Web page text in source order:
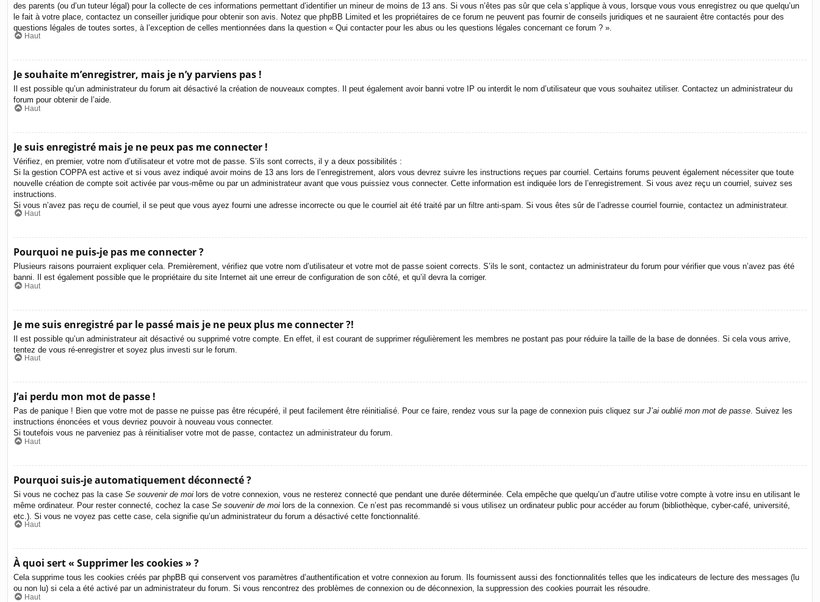
des parents (ou d’un tuteur légal) pour la collecte de ces informations permettant d’identifier un mineur de moins de 13 ans. Si vous n’êtes pas sûr que cela s’applique à vous, lorsque vous vous enregistrez ou que quelqu’un
le fait à votre place, contactez un conseiller juridique pour obtenir son avis. Notez que phpBB Limited et les propriétaires de ce forum ne peuvent pas fournir de conseils juridiques et ne sauraient être contactés pour des
questions légales de toutes sortes, à l’exception de celles mentionnées dans la question « Qui contacter pour les abus ou les questions légales concernant ce forum ? ».
Haut
Je souhaite m’enregistrer, mais je n’y parviens pas !
Il est possible qu’un administrateur du forum ait désactivé la création de nouveaux comptes. Il peut également avoir banni votre IP ou interdit le nom d’utilisateur que vous souhaitez utiliser. Contactez un administrateur du
forum pour obtenir de l’aide.
Haut
Je suis enregistré mais je ne peux pas me connecter !
Vérifiez, en premier, votre nom d’utilisateur et votre mot de passe. S’ils sont corrects, il y a deux possibilités :
Si la gestion COPPA est active et si vous avez indiqué avoir moins de 13 ans lors de l’enregistrement, alors vous devrez suivre les instructions reçues par courriel. Certains forums peuvent également nécessiter que toute
nouvelle création de compte soit activée par vous-même ou par un administrateur avant que vous puissiez vous connecter. Cette information est indiquée lors de l’enregistrement. Si vous avez reçu un courriel, suivez ses
instructions.
Si vous n’avez pas reçu de courriel, il se peut que vous ayez fourni une adresse incorrecte ou que le courriel ait été traité par un filtre anti-spam. Si vous êtes sûr de l’adresse courriel fournie, contactez un administrateur.
Haut
Pourquoi ne puis-je pas me connecter ?
Plusieurs raisons pourraient expliquer cela. Premièrement, vérifiez que votre nom d’utilisateur et votre mot de passe soient corrects. S’ils le sont, contactez un administrateur du forum pour vérifier que vous n’avez pas été
banni. Il est également possible que le propriétaire du site Internet ait une erreur de configuration de son côté, et qu’il devra la corriger.
Haut
Je me suis enregistré par le passé mais je ne peux plus me connecter ?!
Il est possible qu’un administrateur ait désactivé ou supprimé votre compte. En effet, il est courant de supprimer régulièrement les membres ne postant pas pour réduire la taille de la base de données. Si cela vous arrive,
tentez de vous ré-enregistrer et soyez plus investi sur le forum.
Haut
J’ai perdu mon mot de passe !
Pas de panique ! Bien que votre mot de passe ne puisse pas être récupéré, il peut facilement être réinitialisé. Pour ce faire, rendez vous sur la page de connexion puis cliquez sur J’ai oublié mon mot de passe. Suivez les
instructions énoncées et vous devriez pouvoir à nouveau vous connecter.
Si toutefois vous ne parveniez pas à réinitialiser votre mot de passe, contactez un administrateur du forum.
Haut
Pourquoi suis-je automatiquement déconnecté ?
Si vous ne cochez pas la case Se souvenir de moi lors de votre connexion, vous ne resterez connecté que pendant une durée déterminée. Cela empêche que quelqu’un d’autre utilise votre compte à votre insu en utilisant le
même ordinateur. Pour rester connecté, cochez la case Se souvenir de moi lors de la connexion. Ce n’est pas recommandé si vous utilisez un ordinateur public pour accéder au forum (bibliothèque, cyber-café, université,
etc.). Si vous ne voyez pas cette case, cela signifie qu’un administrateur du forum a désactivé cette fonctionnalité.
Haut
À quoi sert « Supprimer les cookies » ?
Cela supprime tous les cookies créés par phpBB qui conservent vos paramètres d’authentification et votre connexion au forum. Ils fournissent aussi des fonctionnalités telles que les indicateurs de lecture des messages (lu
ou non lu) si cela a été activé par un administrateur du forum. Si vous rencontrez des problèmes de connexion ou de déconnexion, la suppression des cookies pourrait les résoudre.
Haut